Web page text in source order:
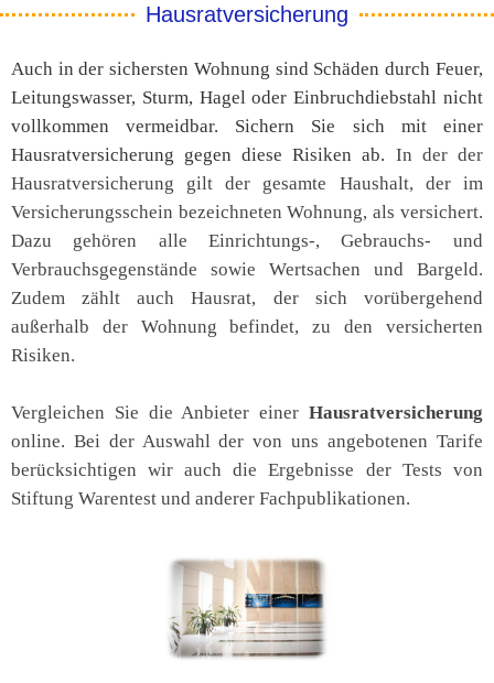
Hausratversicherung
Auch in der sichersten Wohnung sind Schäden durch Feuer,
Leitungswasser, Sturm, Hagel oder Einbruchdiebstahl nicht
vollkommen vermeidbar. Sichern Sie sich mit einer
Hausratversicherung gegen diese Risiken ab. In der der
Hausratversicherung gilt der gesamte Haushalt, der im
Versicherungsschein bezeichneten Wohnung, als versichert.
Dazu gehören alle Einrichtungs-, Gebrauchs- und
Verbrauchsgegenstände sowie Wertsachen und Bargeld.
Zudem zählt auch Hausrat, der sich vorübergehend
außerhalb der Wohnung befindet, zu den versicherten
Risiken.
Vergleichen Sie die Anbieter einer Hausratversicherung
online. Bei der Auswahl der von uns angebotenen Tarife
berücksichtigen wir auch die Ergebnisse der Tests von
Stiftung Warentest und anderer Fachpublikationen.